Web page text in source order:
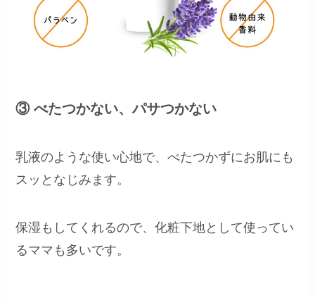
③ べたつかない、パサつかない
乳液のような使い心地で、べたつかずにお肌にも
スッとなじみます。
保湿もしてくれるので、化粧下地として使ってい
るママも多いです。